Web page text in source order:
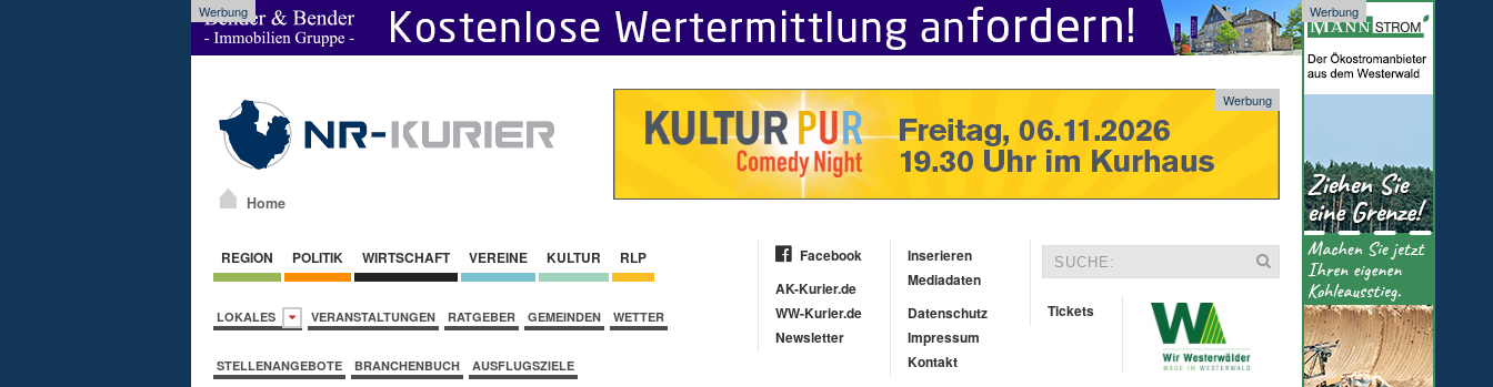
Werbung Werbung
Home
Werbung
REGION POLITIK WIRTSCHAFT VEREINE KULTUR RLP
LOKALES VERANSTALTUNGEN RATGEBER GEMEINDEN WETTER
STELLENANGEBOTE BRANCHENBUCH AUSFLUGSZIELE
Facebook
AK-Kurier.de
WW-Kurier.de
Newsletter
Inserieren
Mediadaten
Datenschutz
Impressum
Kontakt
Tickets